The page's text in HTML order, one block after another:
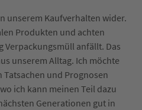
unserem Kaufverhalten wider.
Produkten und achten
Verpackungsmüll anfällt. Das
unserem Alltag. Ich möchte
und Prognosen
ich kann meinen Teil dazu
Generationen gut in